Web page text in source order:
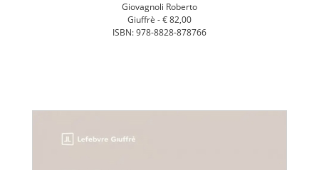
Giovagnoli Roberto
Giuffrè -€ 82,00
ISBN: 978-8828-878766